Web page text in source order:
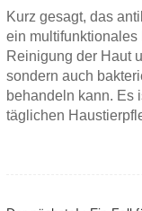
Kurz gesagt, das
ein multifunktionales
Reinigung der Haut
sondern auch
behandeln kann. Es
täglichen